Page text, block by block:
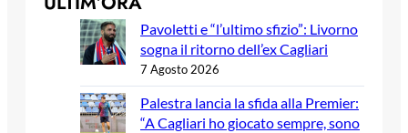
Pavoletti e “l’ultimo sfizio”: Livorno
sogna il ritorno dell’ex Cagliari
7 Agosto 2026
Palestra lancia la sfida alla Premier:
“A Cagliari ho giocato sempre, sono